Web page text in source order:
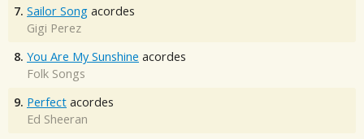
7. Sailor Song acordes
Gigi Perez
8. You Are My Sunshine acordes
Folk Songs
9. Perfect acordes
Ed Sheeran